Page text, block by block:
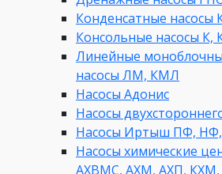
Конденсатные насосы
Консольные насосы
Линейные
насосы ЛМ, КМЛ
Насосы Адонис
Насосы
Насосы Иртыш ПФ,
Насосы химические
АХВМС, АХМ, АХП,